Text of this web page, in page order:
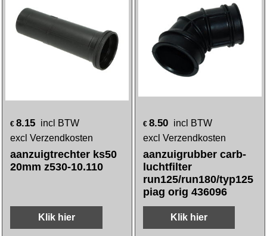
€ 8.15 incl BTW
excl Verzendkosten
aanzuigtrechter ks50
20mm z530-10.110
Klik hier
€ 8.50 incl BTW
excl Verzendkosten
aanzuigrubber carb-
luchtfilter
run125/run180/typ125
piag orig 436096
Klik hier